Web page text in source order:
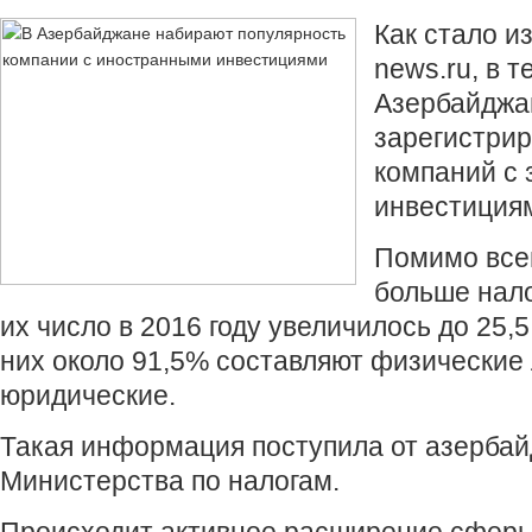
Как стало
news.ru, в
компаний с
Помимо
больше
их число в 2016 году увеличилось до
них около 91,5% составляют
юридические.
Такая информация поступила от
Министерства по налогам.